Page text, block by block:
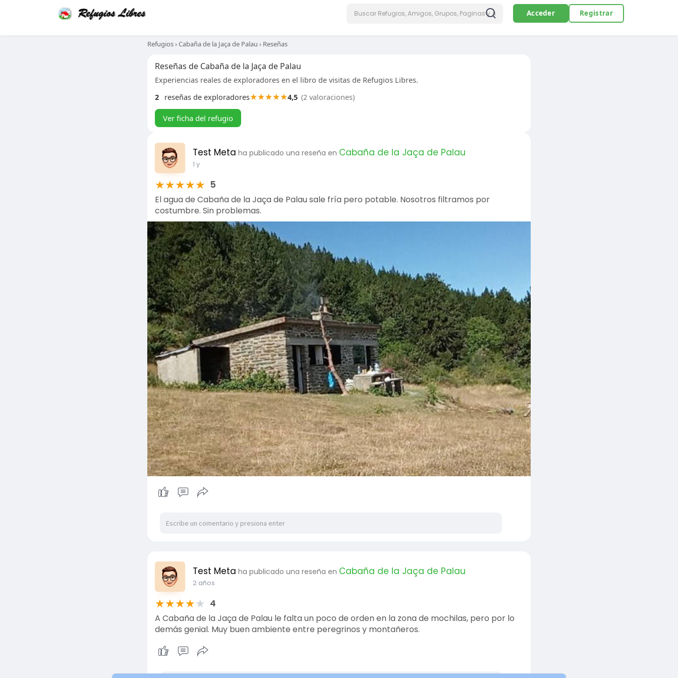
Acceder Registrar
Refugios›Cabaña de la Jaça de Palau › Reseñas
Reseñas de Cabaña de la Jaça de Palau
Experiencias reales de exploradores en el libro de visitas de Refugios Libres.
2 reseñas de exploradores★★★★★4,5 (2 valoraciones)
Ver ficha del refugio
Test Meta ha publicado una reseña en Cabaña de la Jaça de Palau
1 y
★★★★★ 5
El agua de Cabaña de la Jaça de Palau sale fría pero potable. Nosotros filtramos por
costumbre. Sin problemas.
Test Meta ha publicado una reseña en Cabaña de la Jaça de Palau
2 años
★★★★★ 4
A Cabaña de la Jaça de Palau le falta un poco de orden en la zona de mochilas, pero por lo
demás genial. Muy buen ambiente entre peregrinos y montañeros.